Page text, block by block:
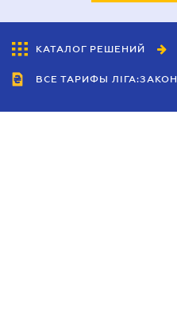
КАТАЛОГ РЕШЕНИЙ
ВСЕ ТАРИФЫ ЛІГА:ЗАКОН